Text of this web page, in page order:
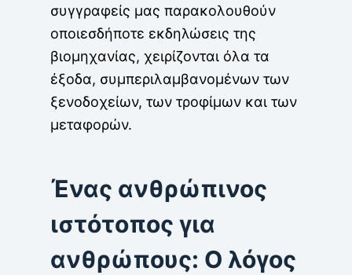
συγγραφείς μας παρακολουθούν
οποιεσδήποτε εκδηλώσεις της
βιομηχανίας, χειρίζονται όλα τα
έξοδα, συμπεριλαμβανομένων των
ξενοδοχείων, των τροφίμων και των
μεταφορών.
Ένας ανθρώπινος
ιστότοπος για
ανθρώπους: Ο λόγος